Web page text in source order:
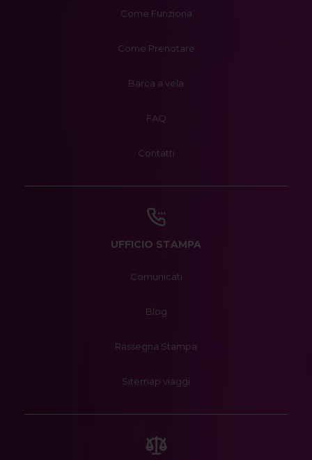
Come Funziona
Come Prenotare
Barca a vela
FAQ
Contatti
UFFICIO STAMPA
Comunicati
Blog
Rassegna Stampa
Sitemap viaggi